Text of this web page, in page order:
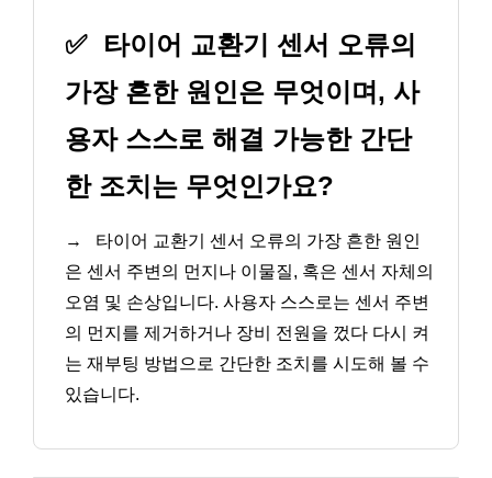
✅
타이어 교환기 센서 오류의
가장 흔한 원인은 무엇이며, 사
용자 스스로 해결 가능한 간단
한 조치는 무엇인가요?
→
타이어 교환기 센서 오류의 가장 흔한 원인
은 센서 주변의 먼지나 이물질, 혹은 센서 자체의
오염 및 손상입니다. 사용자 스스로는 센서 주변
의 먼지를 제거하거나 장비 전원을 껐다 다시 켜
는 재부팅 방법으로 간단한 조치를 시도해 볼 수
있습니다.